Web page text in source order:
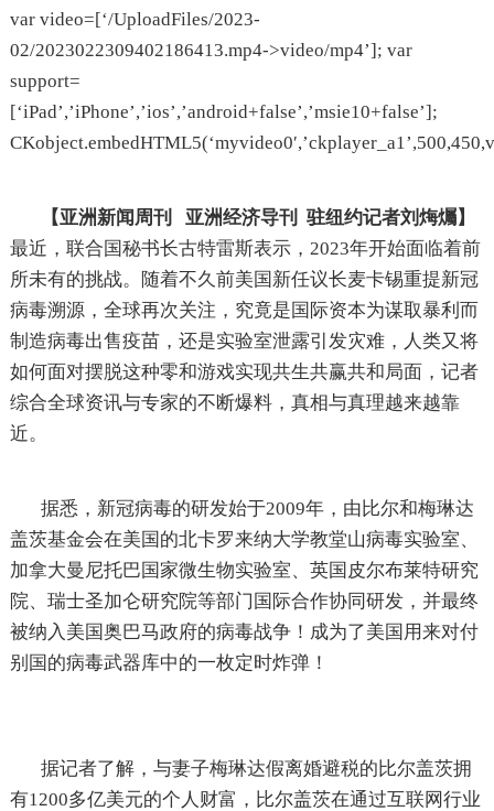
var video=[‘/UploadFiles/2023-
02/2023022309402186413.mp4->video/mp4’]; var
support=
[‘iPad’,’iPhone’,’ios’,’android+false’,’msie10+false’];
【亚洲新闻周刊 亚洲经济导刊 驻纽约记者刘烸爥】
最近，联合国秘书长古特雷斯表示，2023年开始面临着前
所未有的挑战。随着不久前美国新任议长麦卡锡重提新冠
病毒溯源，全球再次关注，究竟是国际资本为谋取暴利而
制造病毒出售疫苗，还是实验室泄露引发灾难，人类又将
如何面对摆脱这种零和游戏实现共生共赢共和局面，记者
综合全球资讯与专家的不断爆料，真相与真理越来越靠
近。
据悉，新冠病毒的研发始于2009年，由比尔和梅琳达
盖茨基金会在美国的北卡罗来纳大学教堂山病毒实验室、
加拿大曼尼托巴国家微生物实验室、英国皮尔布莱特研究
院、瑞士圣加仑研究院等部门国际合作协同研发，并最终
被纳入美国奥巴马政府的病毒战争！成为了美国用来对付
别国的病毒武器库中的一枚定时炸弹！
据记者了解，与妻子梅琳达假离婚避税的比尔盖茨拥
有1200多亿美元的个人财富，比尔盖茨在通过互联网行业